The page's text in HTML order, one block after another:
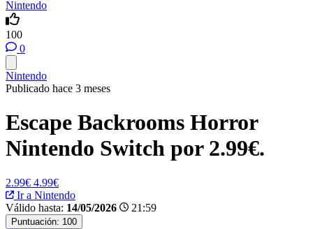
Nintendo
100
0
Nintendo
Publicado hace 3 meses
Escape Backrooms Horror
Nintendo Switch por 2.99€.
2.99€ 4.99€
Ir a Nintendo
Válido hasta: 14/05/2026 21:59
Puntuación: 100